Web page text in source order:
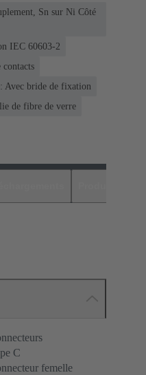
Sn sur Ni Côté
IEC 60603-2
contacts
Avec bride de fixation
de fibre de verre
C
femelle